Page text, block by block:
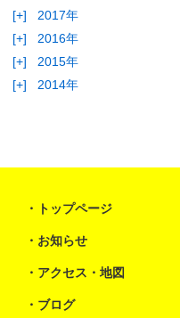
[+]
2017年
[+]
2016年
[+]
2015年
[+]
2014年
トップページ
お知らせ
アクセス・地図
ブログ